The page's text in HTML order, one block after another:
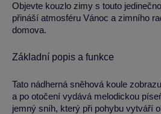
Objevte kouzlo zimy s touto
přináší atmosféru Vánoc a zimního
domova.
Základní popis a funkce
Tato nádherná sněhová koule
a po otočení vydává melodickou
jemný sníh, který při pohybu vytváří